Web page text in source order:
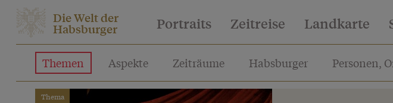
Die Welt der
Habsburger Portraits Zeitreise Landkarte
Themen Aspekte Zeiträume Habsburger Personen,
Thema